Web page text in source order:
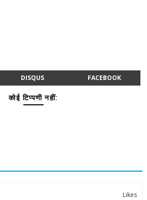
DISQUS FACEBOOK
कोई टिप्पणी नहीं:
Likes